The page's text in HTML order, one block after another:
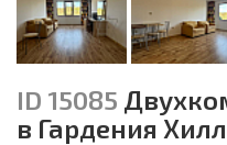
ID 15085
в Гардения